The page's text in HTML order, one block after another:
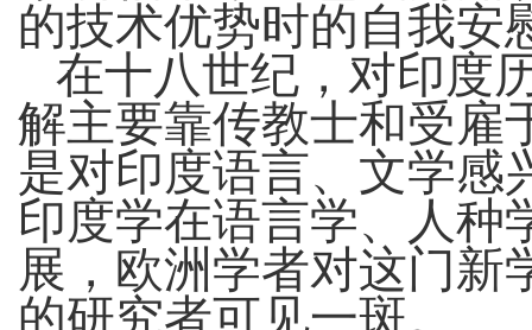
的技术优势时的自我安
在十八世纪，对印度
解主要靠传教士和受雇
是对印度语言、文学感
印度学在语言学、人种
展，欧洲学者对这门新
的研究者可见一斑。